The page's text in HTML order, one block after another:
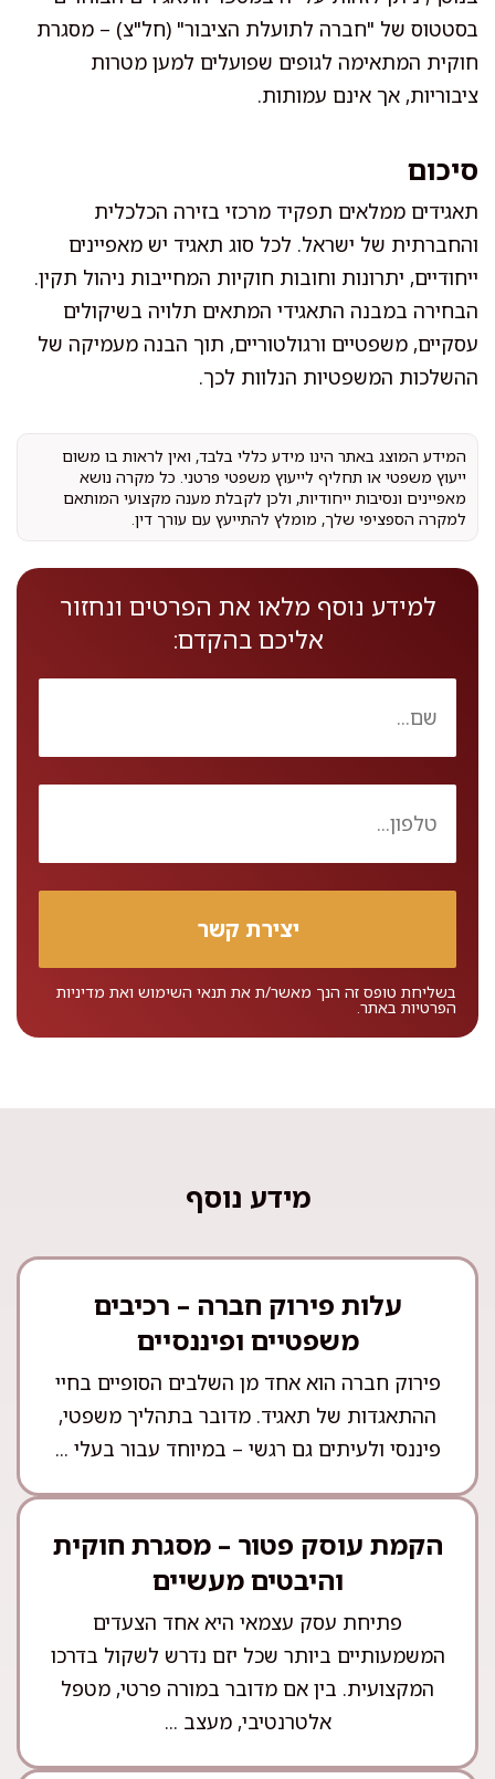
בסטטוס של "חברה לתועלת הציבור" (חל"צ) – מסגרת
חוקית המתאימה לגופים שפועלים למען מטרות
ציבוריות, אך אינם עמותות.
סיכום
תאגידים ממלאים תפקיד מרכזי בזירה הכלכלית
והחברתית של ישראל. לכל סוג תאגיד יש מאפיינים
ייחודיים, יתרונות וחובות חוקיות המחייבות ניהול תקין.
הבחירה במבנה התאגידי המתאים תלויה בשיקולים
עסקיים, משפטיים ורגולטוריים, תוך הבנה מעמיקה של
ההשלכות המשפטיות הנלוות לכך.
המידע המוצג באתר הינו מידע כללי בלבד, ואין לראות בו משום
ייעוץ משפטי או תחליף לייעוץ משפטי פרטני. כל מקרה נושא
מאפיינים ונסיבות ייחודיות, ולכן לקבלת מענה מקצועי המותאם
למקרה הספציפי שלך, מומלץ להתייעץ עם עורך דין.
למידע נוסף מלאו את הפרטים ונחזור
אליכם בהקדם:
בשליחת טופס זה הנך מאשר/ת את תנאי השימוש ואת מדיניות
הפרטיות באתר.
מידע נוסף
עלות פירוק חברה – רכיבים
משפטיים ופיננסיים
פירוק חברה הוא אחד מן השלבים הסופיים בחיי
ההתאגדות של תאגיד. מדובר בתהליך משפטי,
פיננסי ולעיתים גם רגשי – במיוחד עבור בעלי ...
הקמת עוסק פטור – מסגרת חוקית
והיבטים מעשיים
פתיחת עסק עצמאי היא אחד הצעדים
המשמעותיים ביותר שכל יזם נדרש לשקול בדרכו
המקצועית. בין אם מדובר במורה פרטי, מטפל
אלטרנטיבי, מעצב ...